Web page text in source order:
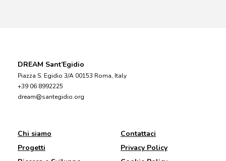
DREAM Sant’Egidio
Piazza S. Egidio 3/A 00153 Roma, Italy
+39 06 8992225
dream@santegidio.org
Chi siamo
Progetti
Contattaci
Privacy Policy